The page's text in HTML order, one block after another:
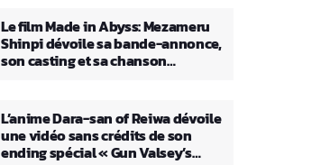
Le film Made in Abyss: Mezameru
Shinpi dévoile sa bande-annonce,
son casting et sa chanson
L’anime Dara-san of Reiwa dévoile
une vidéo sans crédits de son
ending spécial « Gun Valsey’s